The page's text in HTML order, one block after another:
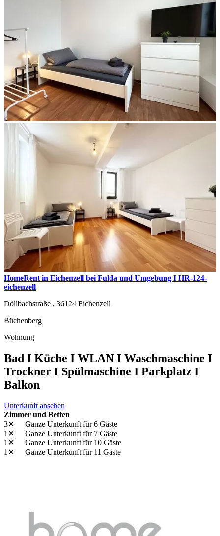
HomeRent in Eichenzell bei Fulda und Umgebung I HR-124-
eichenzell
Döllbachstraße , 36124 Eichenzell
Büchenberg
Wohnung
Bad I Küche I WLAN I Waschmaschine I
Trockner I Spülmaschine I Parkplatz I
Balkon
Unterkunft ansehen
Zimmer und Betten
3✕
Ganze Unterkunft für 6 Gäste
1✕
Ganze Unterkunft für 7 Gäste
1✕
Ganze Unterkunft für 10 Gäste
1✕
Ganze Unterkunft für 11 Gäste